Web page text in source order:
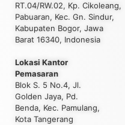
RT.04/RW.02, Kp. Cikoleang,
Pabuaran, Kec. Gn. Sindur,
Kabupaten Bogor, Jawa
Barat 16340, Indonesia
Lokasi Kantor
Pemasaran
Blok S. 5 No.4, Jl.
Golden Jaya, Pd.
Benda, Kec. Pamulang,
Kota Tangerang